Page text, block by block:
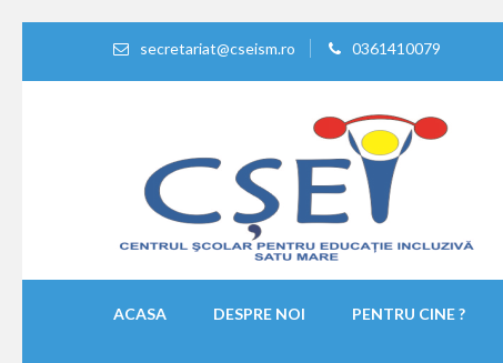
secretariat@cseism.ro 0361410079
Centrul Scolar Pentru
ACASA DESPRE NOI PENTRU CINE ?